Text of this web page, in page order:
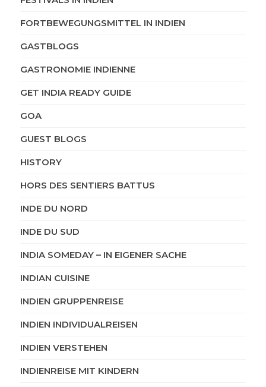
FORTBEWEGUNGSMITTEL IN INDIEN
GASTBLOGS
GASTRONOMIE INDIENNE
GET INDIA READY GUIDE
GOA
GUEST BLOGS
HISTORY
HORS DES SENTIERS BATTUS
INDE DU NORD
INDE DU SUD
INDIA SOMEDAY – IN EIGENER SACHE
INDIAN CUISINE
INDIEN GRUPPENREISE
INDIEN INDIVIDUALREISEN
INDIEN VERSTEHEN
INDIENREISE MIT KINDERN